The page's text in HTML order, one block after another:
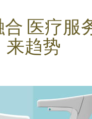
医疗服
来趋势